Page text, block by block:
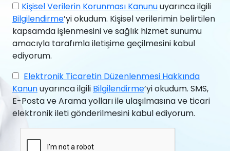
Kişisel Verilerin Korunması Kanunuuyarınca ilgili
Bilgilendirme’yi okudum. Kişisel verilerimin belirtilen
kapsamda işlenmesini ve sağlık hizmet sunumu
amacıyla tarafımla iletişime geçilmesini kabul
ediyorum.
Elektronik Ticaretin Düzenlenmesi Hakkında
Kanunuyarınca ilgili Bilgilendirme’yi okudum. SMS,
E-Posta ve Arama yolları ile ulaşılmasına ve ticari
elektronik ileti gönderilmesini kabul ediyorum.